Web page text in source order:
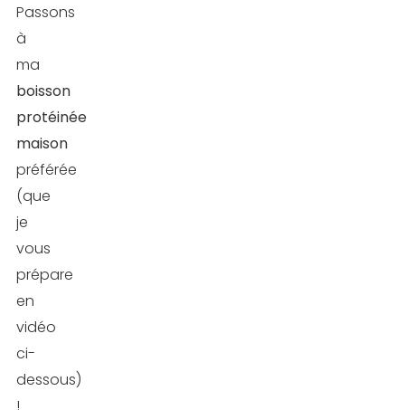
Passons
à
ma
boisson
protéinée
maison
préférée
(que
je
vous
prépare
en
vidéo
ci-
dessous)
!